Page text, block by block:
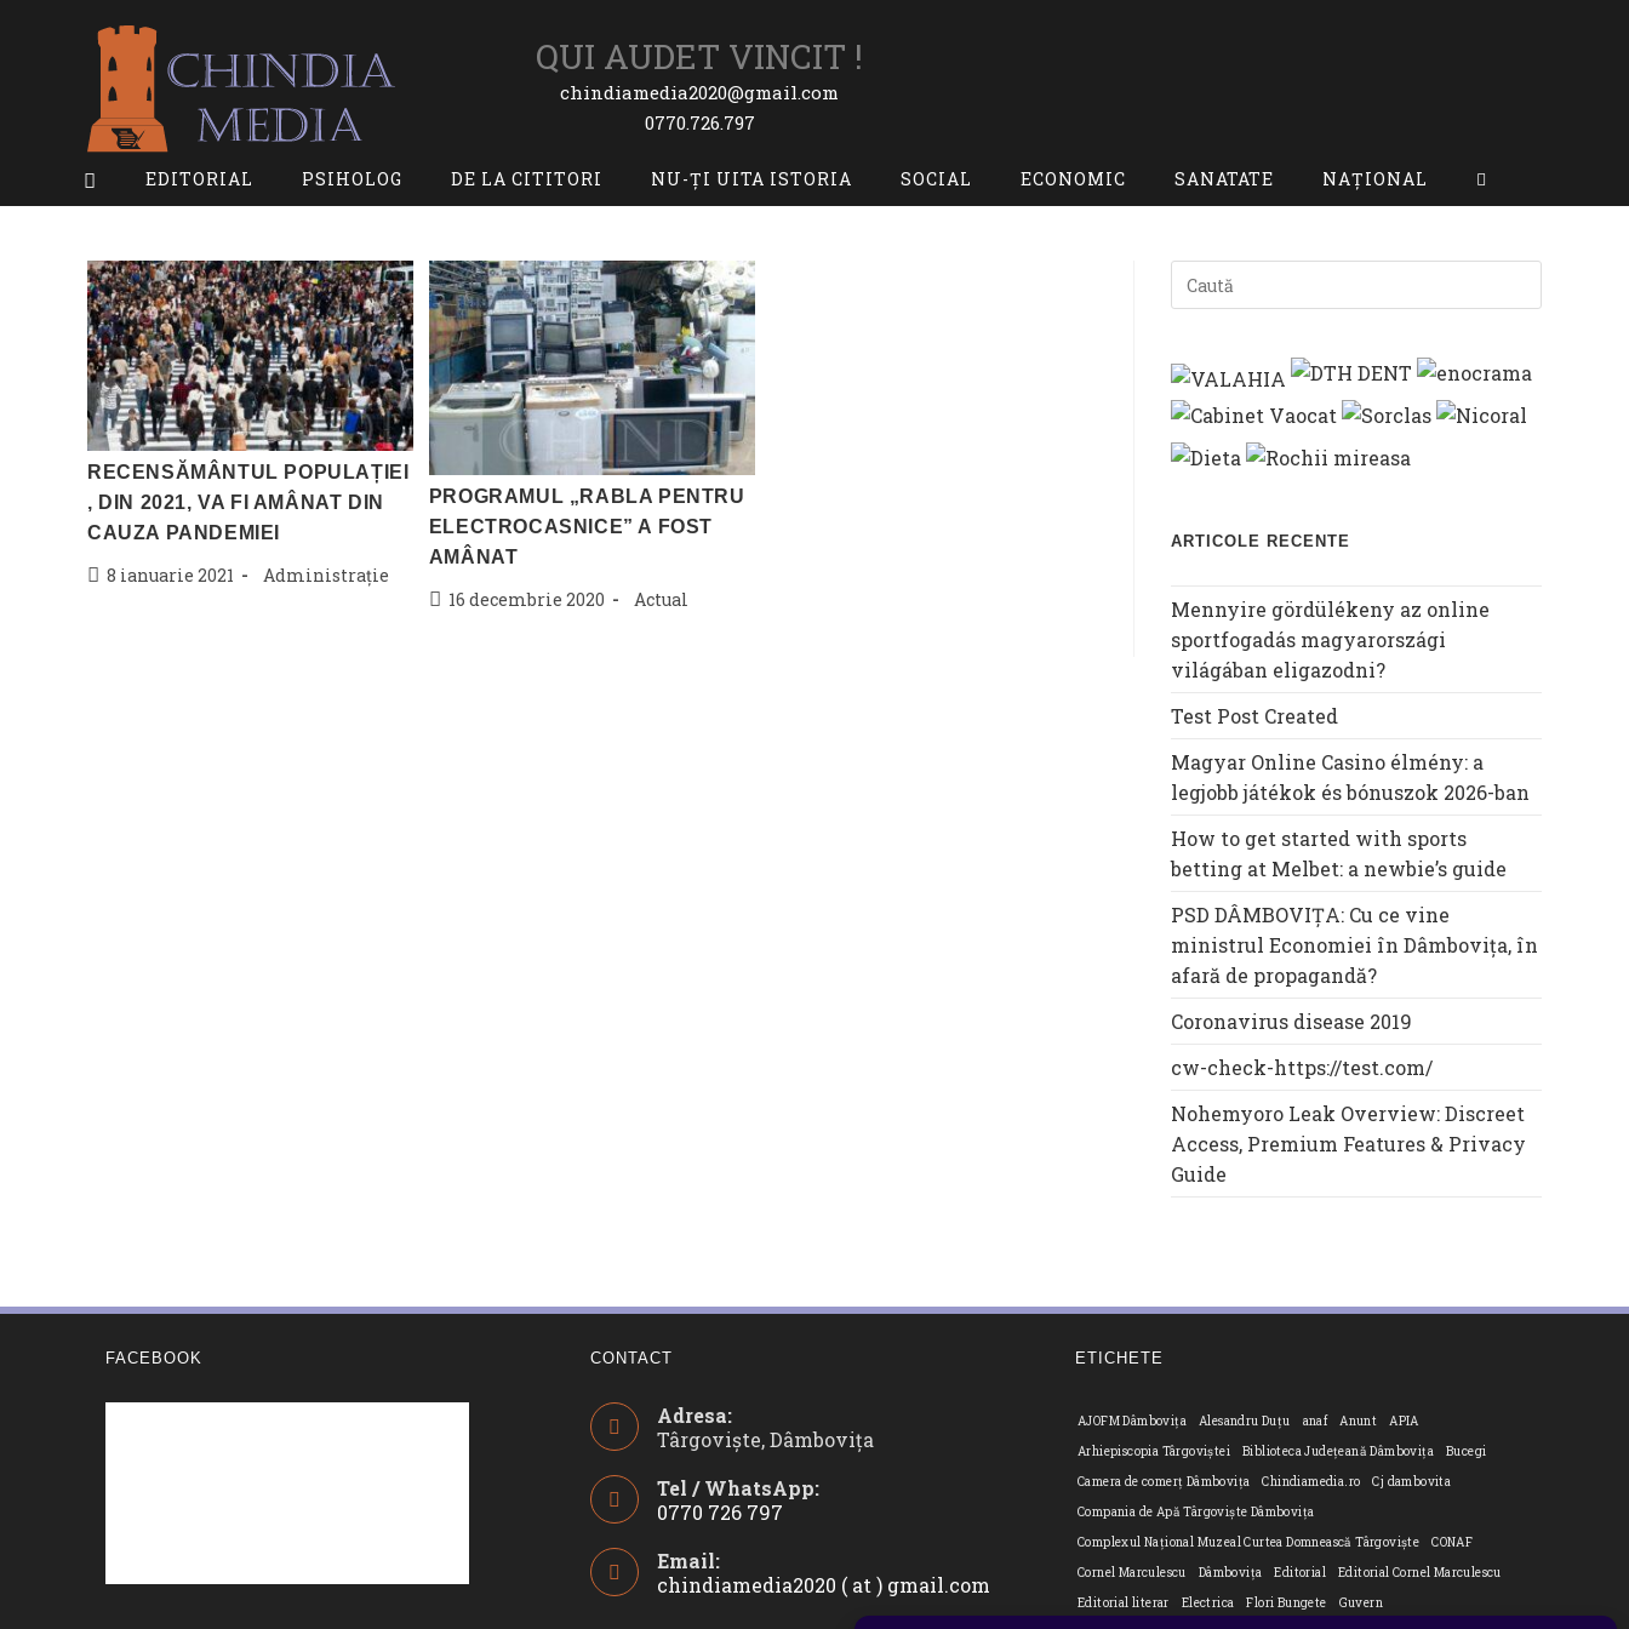
QUI AUDET VINCIT !
chindiamedia2020@gmail.com
0770.726.797
EDITORIAL PSIHOLOG DE LA CITITORI NU-ȚI UITA ISTORIA SOCIAL ECONOMIC SANATATE NAȚIONAL TOGGLE
RECENSĂMÂNTUL POPULAȚIEI
, DIN 2021, VA FI AMÂNAT DIN
CAUZA PANDEMIEI
Post8 ianuarie 2021
Post
Administrație
PROGRAMUL „RABLA PENTRU
ELECTROCASNICE” A FOST
AMÂNAT
Post16 decembrie 2020
Post
Actual
ARTICOLE RECENTE
Mennyire gördülékeny az online
sportfogadás magyarországi
világában eligazodni?
Test Post Created
Magyar Online Casino élmény: a
legjobb játékok és bónuszok 2026-ban
How to get started with sports
betting at Melbet: a newbie’s guide
PSD DÂMBOVIȚA: Cu ce vine
ministrul Economiei în Dâmbovița, în
afară de propagandă?
Coronavirus disease 2019
cw-check-https://test.com/
Nohemyoro Leak Overview: Discreet
Access, Premium Features & Privacy
Guide
FACEBOOK CONTACT
Adresa:
Târgoviște, Dâmbovița
Tel / WhatsApp:
0770 726 797
in
your
Email:
chindiamedia2020 ( at ) gmail.com
ETICHETE
AJOFM Dâmbovița Alesandru Duțu anaf Anunt
APIA
Arhiepiscopia Târgoviștei
Biblioteca Județeană Dâmbovița
Bucegi
Camera de comerț Dâmbovița
Chindiamedia.ro
Cj dambovita
Compania de Apă Târgoviște Dâmbovița
Complexul Național Muzeal Curtea Domnească Târgoviște
CONAF
Cornel Marculescu
Dâmbovița Editorial
Editorial Cornel Marculescu
Editorial literar
Electrica Flori Bungete
Guvern